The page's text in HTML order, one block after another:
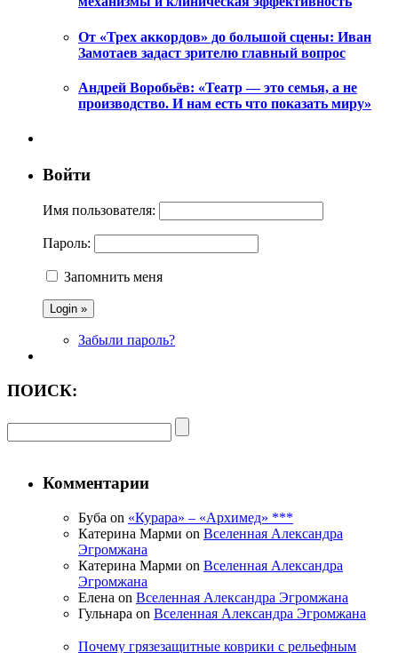
От «Трех аккордов» до большой сцены: Иван
Замотаев задаст зрителю главный вопрос
Андрей Воробьёв: «Театр — это семья, а не
производство. И нам есть что показать миру»
Войти
Имя пользователя:
Пароль:
Запомнить меня
Забыли пароль?
ПОИСК:
Комментарии
Буба on «Курара» – «Архимед» ***
Катерина Марми on Вселенная Александра
Эгромжана
Катерина Марми on Вселенная Александра
Эгромжана
Елена on Вселенная Александра Эгромжана
Гульнара on Вселенная Александра Эгромжана
Почему грязезащитные коврики с рельефным